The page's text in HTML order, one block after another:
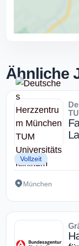
Ähnliche
Vollzeit
München